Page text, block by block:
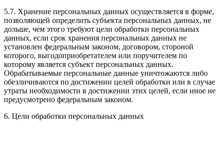
5.7. Хранение персональных данных осуществляется в форме,
позволяющей определить субъекта персональных данных, не
дольше, чем этого требуют цели обработки персональных
данных, если срок хранения персональных данных не
установлен федеральным законом, договором, стороной
которого, выгодоприобретателем или поручителем по
которому является субъект персональных данных.
Обрабатываемые персональные данные уничтожаются либо
обезличиваются по достижении целей обработки или в случае
утраты необходимости в достижении этих целей, если иное не
предусмотрено федеральным законом.
6. Цели обработки персональных данных